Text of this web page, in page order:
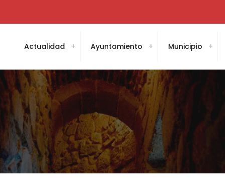
Actualidad Ayuntamiento Municipio